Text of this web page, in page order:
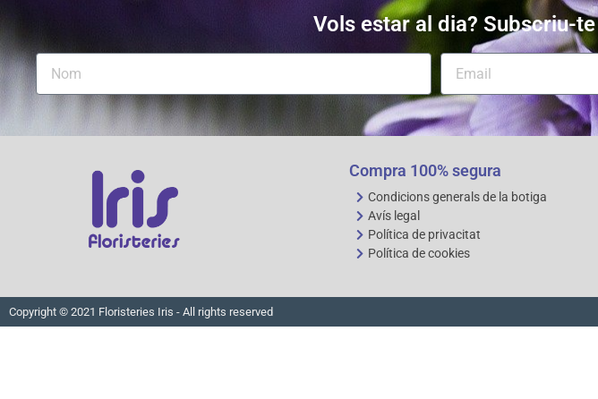
Vols estar al dia? Subscriu-
Compra 100% segura
Condicions generals de la botiga
Avís legal
Política de privacitat
Política de cookies
Copyright © 2021 Floristeries Iris - All rights reserved